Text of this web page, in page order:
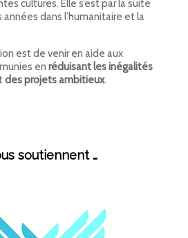
cultures. Elle s’est par la suite
dans l’humanitaire et la
est de venir en aide aux
enréduisant les inégalités
des projets ambitieux.
soutiennent …